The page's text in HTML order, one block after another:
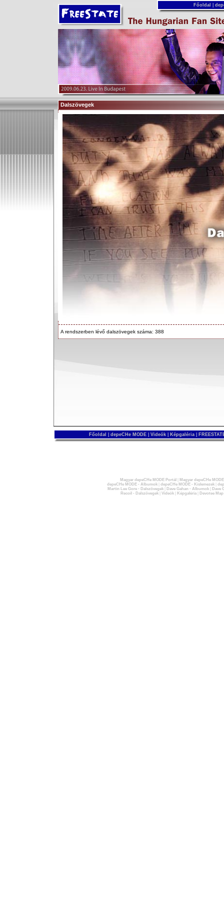
Főoldal
Dalszövegek
A rendszerben lévő dalszövegek száma: 388
Főoldal depeCHe MODE Videók Képgaléria
Magyar depeCHe MODE Portál
Magyar depeCHe
depeCHe MODE - Albumok| depeCHe MODE - Kislemezek|
Martin Lee Gore - Dalszövegek| Dave Gahan - Albumok|
Dave
Recoil - Dalszövegek| Videók| Képgaléria| Devotee Map